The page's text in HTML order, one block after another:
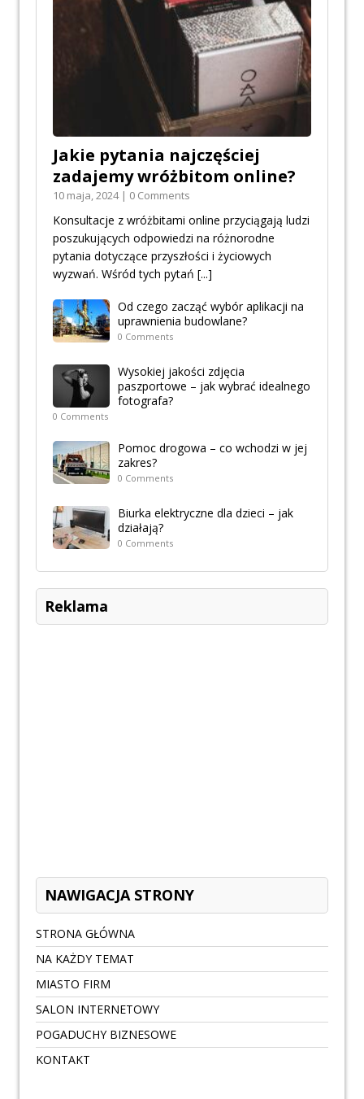
Jakie pytania najczęściej
zadajemy wróżbitom online?
10 maja, 2024 | 0 Comments
Konsultacje z wróżbitami online przyciągają ludzi
poszukujących odpowiedzi na różnorodne
pytania dotyczące przyszłości i życiowych
wyzwań. Wśród tych pytań [...]
Od czego zacząć wybór aplikacji na
uprawnienia budowlane?
0 Comments
Wysokiej jakości zdjęcia
paszportowe – jak wybrać idealnego
fotografa?
0 Comments
Pomoc drogowa – co wchodzi w jej
zakres?
0 Comments
Biurka elektryczne dla dzieci – jak
działają?
0 Comments
Reklama
NAWIGACJA STRONY
STRONA GŁÓWNA
NA KAŻDY TEMAT
MIASTO FIRM
SALON INTERNETOWY
POGADUCHY BIZNESOWE
KONTAKT